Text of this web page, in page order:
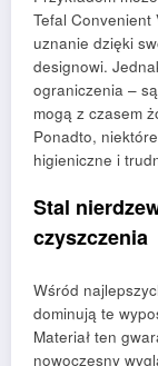
Tefal Convenient
uznanie dzięki
designowi.
ograniczenia –
mogą z czasem
Ponadto,
higieniczne i
Stal
czyszczenia
Wśród
dominują te
Materiał ten
nowoczesny